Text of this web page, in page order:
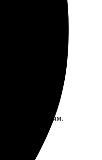
никаких
и удобным.